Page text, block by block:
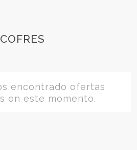
COFRES
encontrado ofertas
en este momento.